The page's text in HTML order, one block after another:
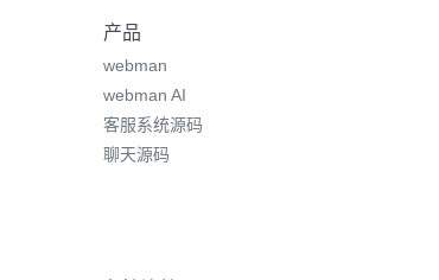
产品
webman
webman AI
客服系统源码
聊天源码